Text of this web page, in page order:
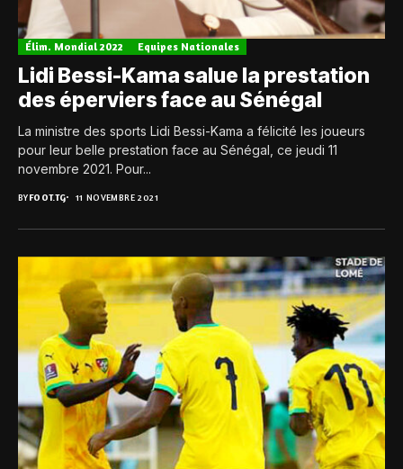
Élim. Mondial 2022 Equipes Nationales
Lidi Bessi-Kama salue la prestation
des éperviers face au Sénégal
La ministre des sports Lidi Bessi-Kama a félicité les joueurs
pour leur belle prestation face au Sénégal, ce jeudi 11
novembre 2021. Pour...
BYFOOT.TG 11 NOVEMBRE 2021